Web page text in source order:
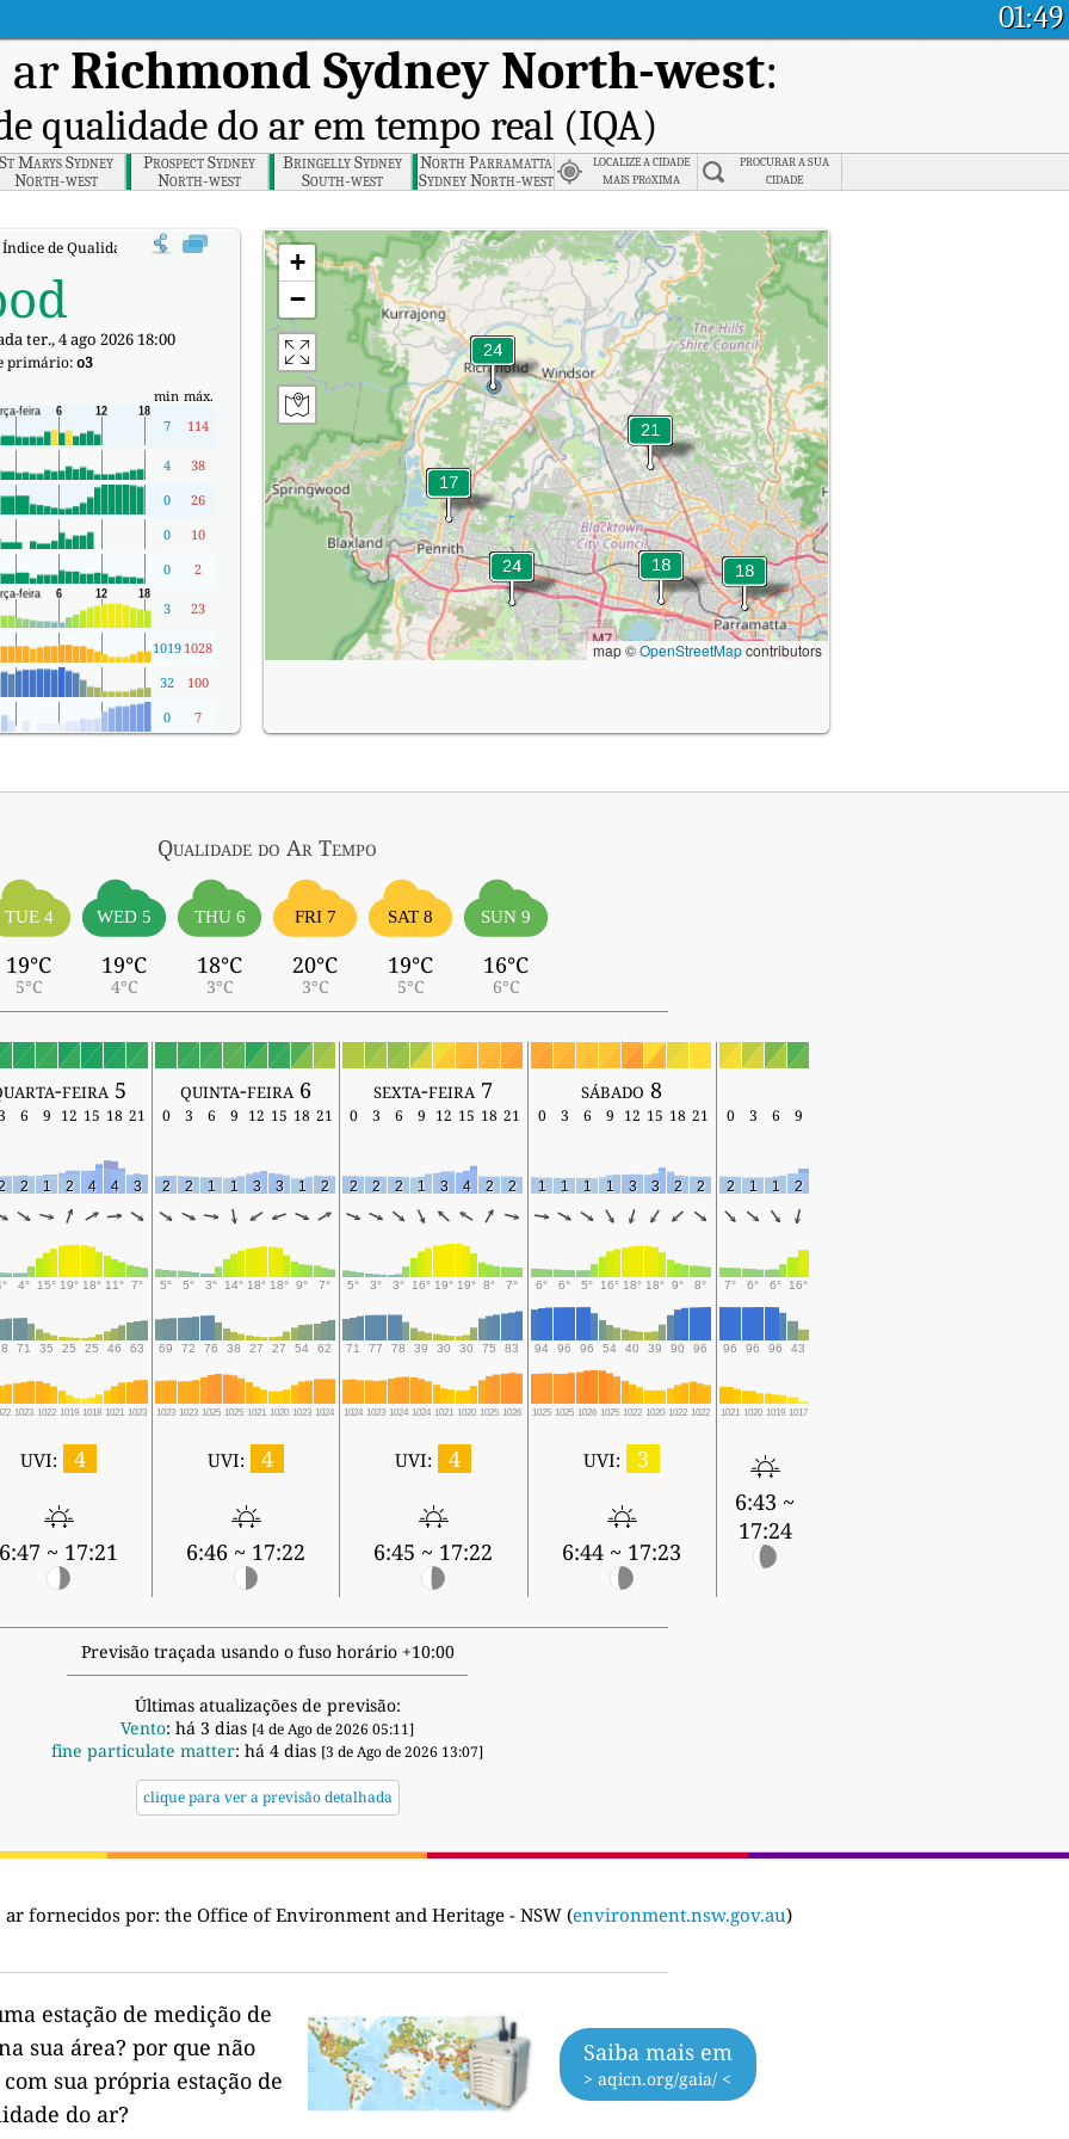
01:49
arRichmond Sydney North-west:
qualidade do ar em tempo real (IQA)
St Marys Sydney
North-west
Prospect Sydney
North-west
Bringelly Sydney
South-west
North Parramatta
Sydney North-west
LOCALIZE A CIDADE
MAIS PRóXIMA
PROCURAR A SUA
CIDADE
Índice de Qualidade do Ar (IQA) em tempo real em Richmond Sydney North-west.
ter., 4 ago 2026 18:00
primário:o3
min máx.
7
114
4
38
0
26
0
10
0
2
3 23
1019 1028
32
100
0
7
+
−
map ©OpenStreetMapcontributors
Qualidade do Ar Tempo
TUE 4
19°C
5°C
WED 5
19°C
4°C
THU 6
18°C
3°C
FRI 7
20°C
3°C
SAT 8
19°C
5°C
SUN 9
16°C
6°C
feira 5 quinta-feira 6 sexta-feira 7 sábado 8
6 9 12 15 18 21 0 3 6 9 12 15 18 21 0 3 6 9 12 15 18 21 0 3 6 9 12 15 18 21 0 3 6 9
2 1 2 4 4 3 2 2 1 1 3 3 1 2 2 2 2 1 3 4 2 2 1 1 1 1 3 3 2 2 2 1 1 2
4° 15° 19° 18° 11° 7° 5° 5° 3° 14° 18° 18° 9° 7° 5° 3° 3° 16° 19° 19° 8° 7° 6° 6° 5° 16° 18° 18° 9° 8° 7° 6° 6° 16°
71 35 25 25 46 63 69 72 76 38 27 27 54 62 71 77 78 39 30 30 75 83 94 96 96 54 40 39 90 96 96 96 96 43
1023 1022 1019 1018 1021 1023 1023 1023 1025 1025 1021 1020 1023 1024 1024 1023 1024 1024 1021 1020 1025 1026 1025 1025 1026 1025 1022 1020 1022 1022 1021 1020 1019 1017
UVI: 4
6:47 ~ 17:21
UVI: 4
6:46 ~ 17:22
UVI: 4
6:45 ~ 17:22
UVI: 3
6:44 ~ 17:23
6:43 ~
17:24
Previsão traçada usando o fuso horário +10:00
Últimas atualizações de previsão:
Vento: há 3 dias [4 de Ago de 2026 05:11]
fine particulate matter: há 4 dias [3 de Ago de 2026 13:07]
clique para ver a previsão detalhada
ar fornecidos por: the Office of Environment and Heritage - NSW (environment.nsw.gov.au)
estação de medição de
sua área? por que não
sua própria estação de
do ar?
Saiba mais em
> aqicn.org/gaia/ <